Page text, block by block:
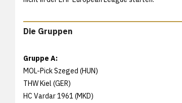
Die Gruppen
Gruppe A:
MOL-Pick Szeged (HUN)
THW Kiel (GER)
HC Vardar 1961 (MKD)